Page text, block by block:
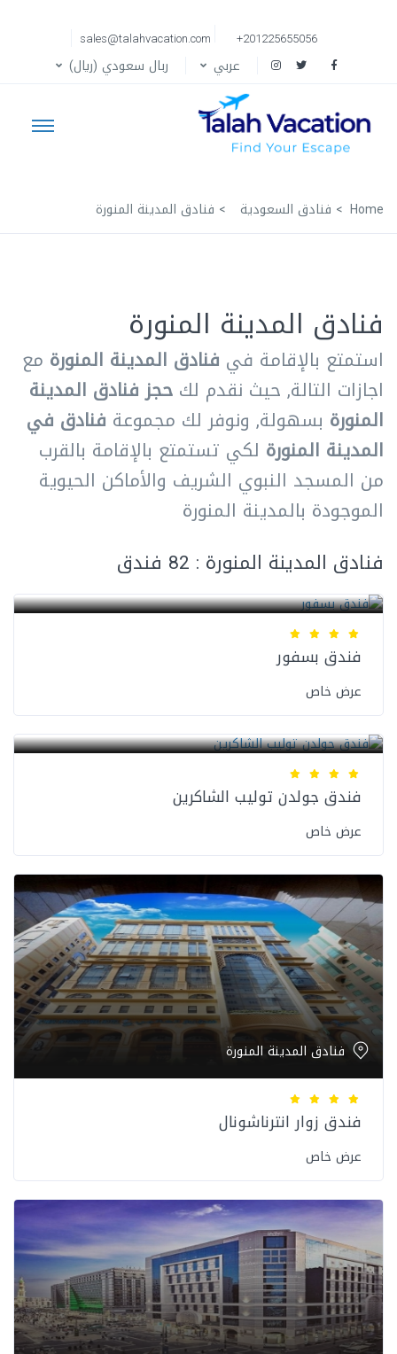
+201225655056
sales@talahvacation.com
عربي ربال سعودي (ريال)
Home فنادق السعودية فنادق المدينة المنورة
فنادق المدينة المنورة
استمتع بالإقامة في فنادق المدينة المنورة مع
اجازات التالة, حيث نقدم لك حجز فنادق المدينة
المنورة بسهولة, ونوفر لك مجموعة فنادق في
المدينة المنورة لكي تستمتع بالإقامة بالقرب
من المسجد النبوي الشريف والأماكن الحيوية
الموجودة بالمدينة المنورة
فنادق المدينة المنورة : 82 فندق
فندق بسفور
عرض خاص
فندق جولدن توليب الشاكرين
عرض خاص
فنادق المدينة المنورة
فندق زوار انترناشونال
عرض خاص